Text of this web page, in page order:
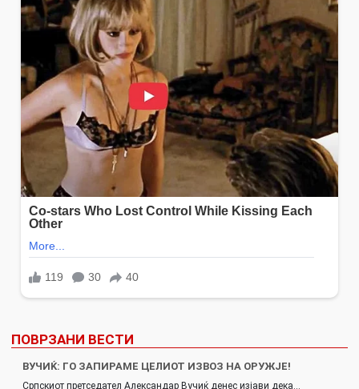
ПОВРЗАНИ ВЕСТИ
ВУЧИЌ: ГО ЗАПИРАМЕ ЦЕЛИОТ ИЗВОЗ НА ОРУЖЈЕ!
Српскиот претседател Александар Вучиќ денес изјави дека…